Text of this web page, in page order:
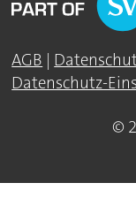
AGB |
Datenschutz-
©